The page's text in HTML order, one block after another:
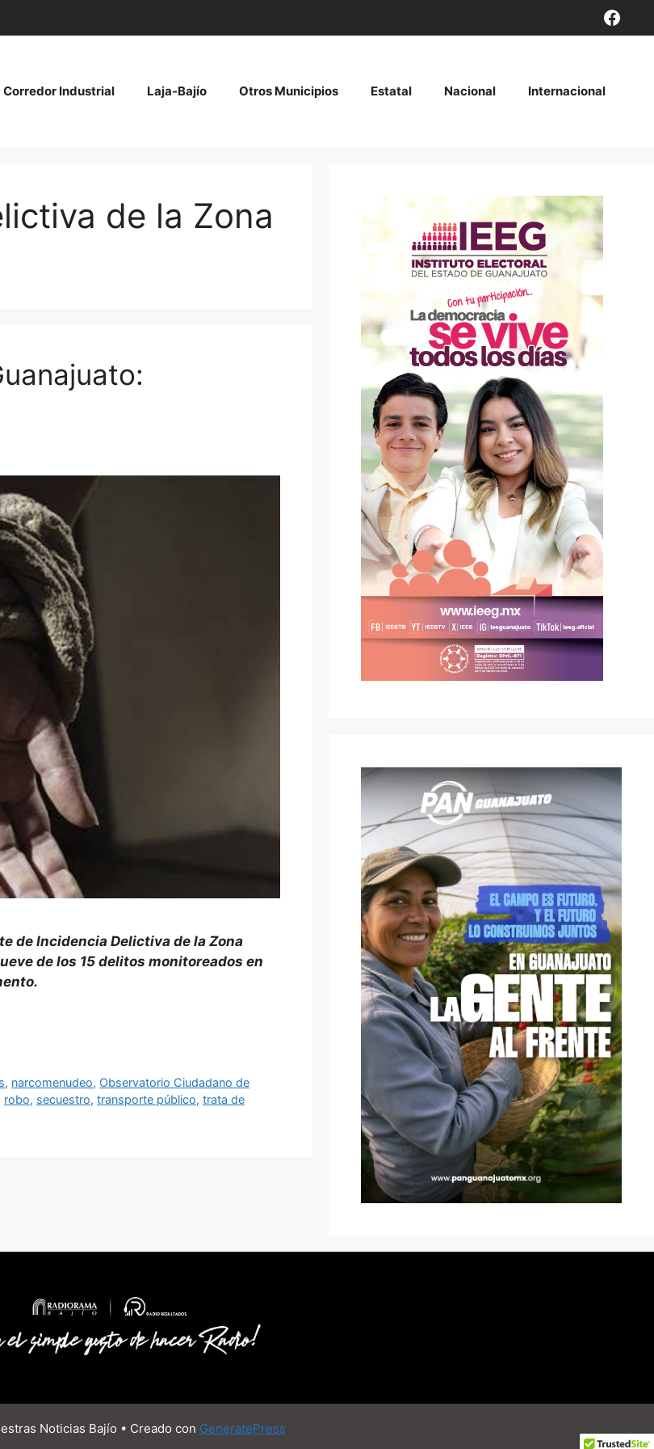
Corredor Industrial Laja-Bajío Otros Municipios Estatal Nacional Internacional
de la Zona
de Incidencia Delictiva de la Zona
de los 15 delitos monitoreados en
, narcomenudeo, Observatorio Ciudadano de
robo, secuestro, transporte público, trata de
Noticias Bajío • Creado con GeneratePress